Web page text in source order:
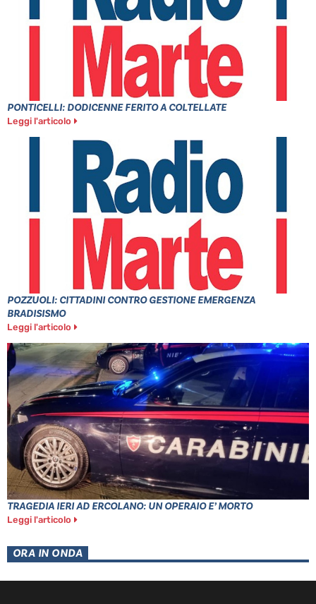
PONTICELLI: DODICENNE FERITO A COLTELLATE
Leggi l'articolo
POZZUOLI: CITTADINI CONTRO GESTIONE EMERGENZA
BRADISISMO
Leggi l'articolo
TRAGEDIA IERI AD ERCOLANO: UN OPERAIO E’ MORTO
Leggi l'articolo
ORA IN ONDA